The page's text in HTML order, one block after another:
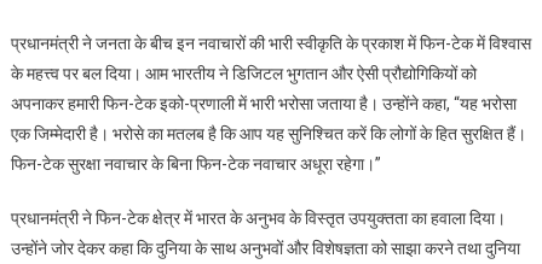
प्रधानमंत्री ने जनता के बीच इन नवाचारों की भारी स्वीकृति के प्रकाश में फिन-टेक में विश्वास
के महत्त्व पर बल दिया। आम भारतीय ने डिजिटल भुगतान और ऐसी प्रौद्योगिकियों को
अपनाकर हमारी फिन-टेक इको-प्रणाली में भारी भरोसा जताया है। उन्होंने कहा, “यह भरोसा
एक जिम्मेदारी है। भरोसे का मतलब है कि आप यह सुनिश्चित करें कि लोगों के हित सुरक्षित हैं।
फिन-टेक सुरक्षा नवाचार के बिना फिन-टेक नवाचार अधूरा रहेगा।”
प्रधानमंत्री ने फिन-टेक क्षेत्र में भारत के अनुभव के विस्तृत उपयुक्तता का हवाला दिया।
उन्होंने जोर देकर कहा कि दुनिया के साथ अनुभवों और विशेषज्ञता को साझा करने तथा दुनिया